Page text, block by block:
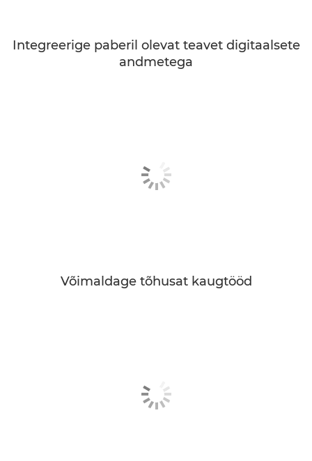
Integreerige paberil olevat teavet digitaalsete
andmetega
Võimaldage tõhusat kaugtööd